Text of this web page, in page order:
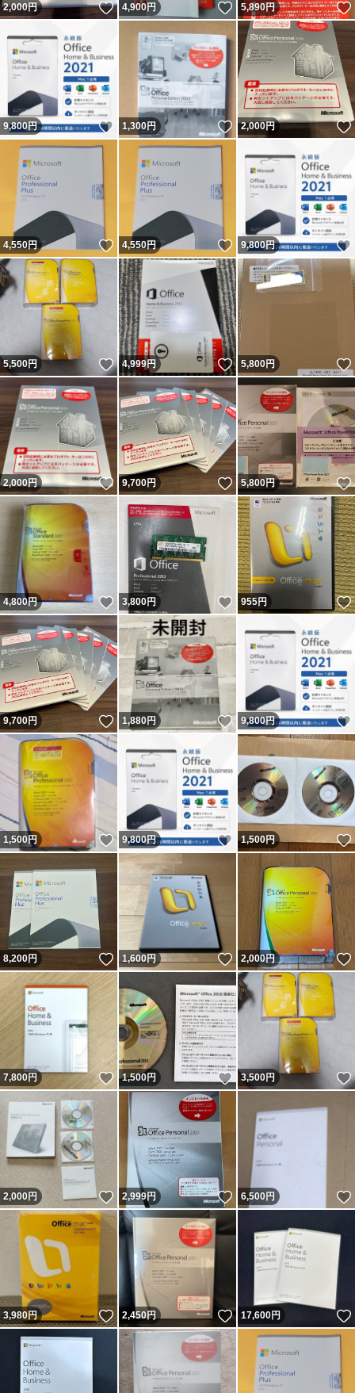
2,000円 いいね！
4,900円 いいね！
5,890円
9,800円 いいね！
1,300円 いいね！
2,000円
4,550円 いいね！
4,550円 いいね！
9,800円
5,500円 いいね！
4,999円 いいね！
5,800円
2,000円 いいね！
9,700円 いいね！
5,800円
4,800円 いいね！
3,800円 いいね！
955円
9,700円 いいね！
1,880円 いいね！
9,800円
1,500円 いいね！
9,800円 いいね！
1,500円
8,200円 いいね！
1,600円 いいね！
2,000円
7,800円 いいね！
1,500円 いいね！
3,500円
2,000円 いいね！
2,999円 いいね！
6,500円
3,980円 いいね！
2,450円 いいね！
17,600円